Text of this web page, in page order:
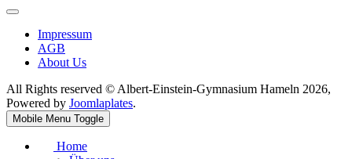
Impressum
AGB
About Us
All Rights reserved © Albert-Einstein-Gymnasium Hameln 2026,
Powered by Joomlaplates.
Mobile Menu Toggle
Home